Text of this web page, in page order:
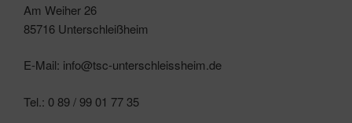
Am Weiher 26
85716 Unterschleißheim
E-Mail: info@tsc-unterschleissheim.de
Tel.: 0 89 / 99 01 77 35